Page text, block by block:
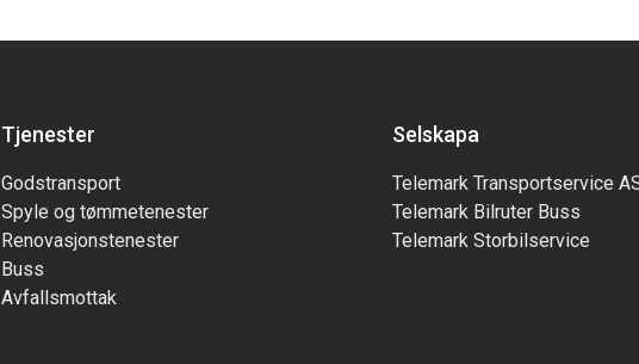
Tjenester
Godstransport
Spyle og tømmetenester
Renovasjonstenester
Buss
Avfallsmottak
Selskapa
Telemark Transportservice
Telemark Bilruter Buss
Telemark Storbilservice